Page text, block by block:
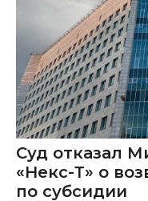
Суд отказал
«Некс-Т» о
по субсидии